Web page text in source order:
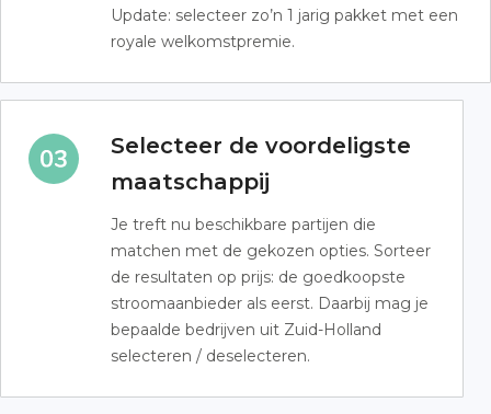
Update: selecteer zo’n 1 jarig pakket met een
royale welkomstpremie.
Selecteer de voordeligste
maatschappij
Je treft nu beschikbare partijen die
matchen met de gekozen opties. Sorteer
de resultaten op prijs: de goedkoopste
stroomaanbieder als eerst. Daarbij mag je
bepaalde bedrijven uit Zuid-Holland
selecteren / deselecteren.